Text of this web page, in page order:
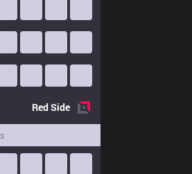
RedSide